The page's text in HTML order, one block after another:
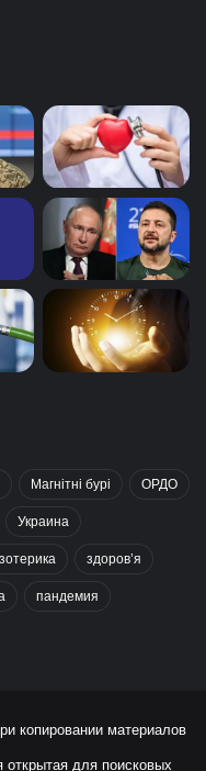
Магнітні бурі ОРДО
Украина
здоров’я
пандемия
копировании материалов
открытая для поисковых